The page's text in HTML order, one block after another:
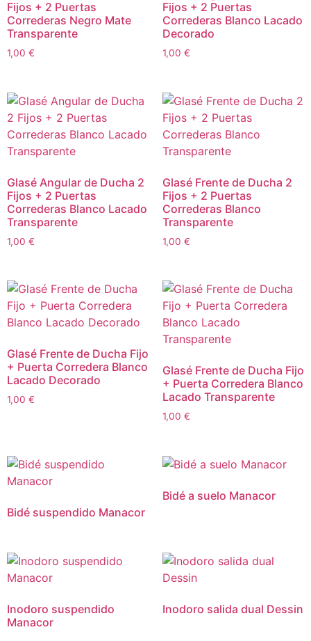
Fijos + 2 Puertas
Correderas Negro Mate
Transparente
1,00 €
Fijos + 2 Puertas
Correderas Blanco Lacado
Decorado
1,00 €
Glasé Angular de Ducha 2
Fijos + 2 Puertas
Correderas Blanco Lacado
Transparente
1,00 €
Glasé Frente de Ducha 2
Fijos + 2 Puertas
Correderas Blanco
Transparente
1,00 €
Glasé Frente de Ducha Fijo
+ Puerta Corredera Blanco
Lacado Decorado
1,00 €
Glasé Frente de Ducha Fijo
+ Puerta Corredera Blanco
Lacado Transparente
1,00 €
Bidé suspendido Manacor
Bidé a suelo Manacor
Inodoro suspendido
Manacor
Inodoro salida dual Dessin